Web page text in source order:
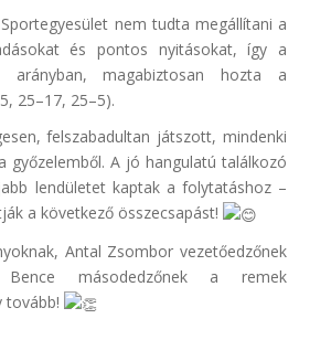
nem tudta megállítani a
és pontos nyitásokat, így a
arányban, magabiztosan hozta a
25–17, 25–5).
felszabadultan játszott, mindenki
győzelemből. A jó hangulatú találkozó
lendületet kaptak a folytatáshoz –
a következő összecsapást!
Antal Zsombor vezetőedzőnek
másodedzőnek a remek
tovább!